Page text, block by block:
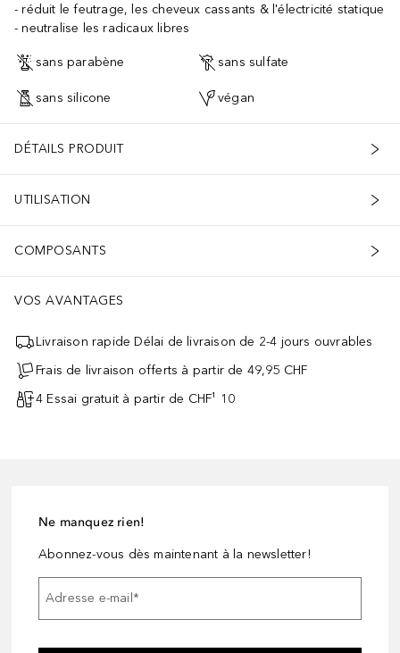
réduit le feutrage, les cheveux cassants & l'électricité statique
neutralise les radicaux libres
sans parabène sans sulfate
sans silicone végan
DÉTAILS PRODUIT
UTILISATION
COMPOSANTS
VOS AVANTAGES
Livraison rapide Délai de livraison de 2-4 jours ouvrables
Frais de livraison offerts à partir de 49,95 CHF
4 Essai gratuit à partir de CHF¹ 10
Ne manquez rien!
Abonnez-vous dès maintenant à la newsletter!
Adresse e-mail*